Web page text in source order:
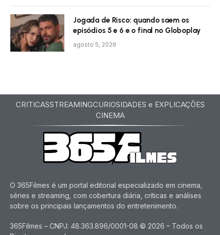
Jogada de Risco: quando saem os
episódios 5 e 6 e o final no Globoplay
agosto 5, 2026
CRITICASSTREAMINGCURIOSIDADES e EXPLICAÇÕES
CINEMA
O 365Filmes é um portal editorial especializado em cinema,
séries e streaming, com cobertura diária, críticas e análises
sobre os principais lançamentos do entretenimento.
365Filmes – CNPJ: 48.363.896/0001-08 © 2026 – Todos os